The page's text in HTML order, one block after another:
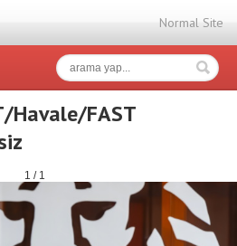
Normal Site
Havale/FAST
1 / 1